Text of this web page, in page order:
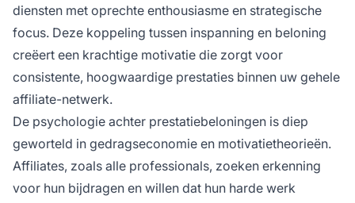
diensten met oprechte enthousiasme en strategische
focus. Deze koppeling tussen inspanning en beloning
creëert een krachtige motivatie die zorgt voor
consistente, hoogwaardige prestaties binnen uw gehele
affiliate-netwerk.
De psychologie achter prestatiebeloningen is diep
geworteld in gedragseconomie en motivatietheorieën.
Affiliates, zoals alle professionals, zoeken erkenning
voor hun bijdragen en willen dat hun harde werk